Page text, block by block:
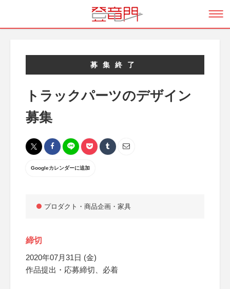
募集終了
トラックパーツのデザイン
募集
Googleカレンダーに追加
プロダクト・商品企画・家具
締切
2020年07月31日 (金)
作品提出・応募締切、必着